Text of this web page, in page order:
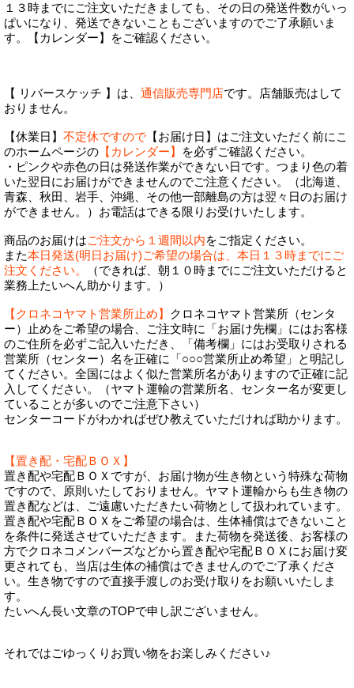
１３時までにご注文いただきましても、その日の発送件数がいっ
ぱいになり、発送できないこともございますのでご了承願いま
す。【カレンダー】をご確認ください。
【 リバースケッチ 】は、 通信販売専門店です。店舗販売はして
おりません。
【休業日】 不定休ですので 【お届け日】はご注文いただく前にこ
のホームページの 【カレンダー】
を必ずご確認ください。
・ピンクや赤色の日は発送作業ができない日です。つまり色の着
いた翌日にお届けができませんのでご注意ください。（北海道、
青森、秋田、岩手、沖縄、その他一部離島の方は翌々日のお届け
ができません。）お電話はできる限りお受けいたします。
商品のお届けはご注文から１週間以内をご指定ください。
また本日発送(明日お届け)ご希望の場合は、本日１３時までにご
注文ください。
（できれば、朝１０時までにご注文いただけると
業務上たいへん助かります。）
【クロネコヤマト営業所止め】 クロネコヤマト営業所（センタ
ー）止めをご希望の場合、ご注文時に「お届け先欄」にはお客様
のご住所を必ずご記入いただき、「備考欄」にはお受取りされる
営業所（センター）名を正確に「○○○営業所止め希望」と明記し
てください。全国にはよく似た営業所名がありますので正確に記
入してください。（ヤマト運輸の営業所名、センター名が変更し
ていることが多いのでご注意下さい）
センターコードがわかればぜひ教えていただければ助かります。
【置き配・宅配ＢＯＸ】
置き配や宅配ＢＯＸですが、お届け物が生き物という特殊な荷物
ですので、原則いたしておりません。ヤマト運輸からも生き物の
置き配などは、ご遠慮いただきたい荷物として扱われています。
置き配や宅配ＢＯＸをご希望の場合は、生体補償はできないこと
を条件に発送させていただきます。また荷物を発送後、お客様の
方でクロネコメンバーズなどから置き配や宅配ＢＯＸにお届け変
更されても、当店は生体の補償はできませんのでご了承くださ
い。生き物ですので直接手渡しのお受け取りをお願いいたしま
す。
たいへん長い文章のTOPで申し訳ございません。
それではごゆっくりお買い物をお楽しみください♪